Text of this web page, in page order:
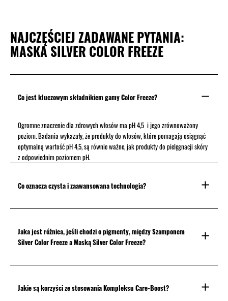
NAJCZĘŚCIEJ ZADAWANE PYTANIA:
MASKA SILVER COLOR FREEZE
Co jest kluczowym składnikiem gamy Color Freeze?
Ogromne znaczenie dla zdrowych włosów ma pH 4,5 i jego zrównoważony
poziom. Badania wykazały, że produkty do włosów, które pomagają osiągnąć
optymalną wartość pH 4,5, są równie ważne, jak produkty do pielęgnacji skóry
z odpowiednim poziomem pH.
Co oznacza czysta i zaawansowana technologia?
Jaka jest różnica, jeśli chodzi o pigmenty, między Szamponem
Silver Color Freeze a Maską Silver Color Freeze?
Jakie są korzyści ze stosowania Kompleksu Care-Boost?